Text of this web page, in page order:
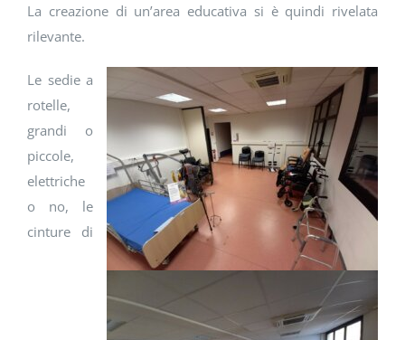
La creazione di un’area educativa si è quindi rivelata
rilevante.
Le sedie a
rotelle,
grandi o
piccole,
elettriche
o no, le
cinture di